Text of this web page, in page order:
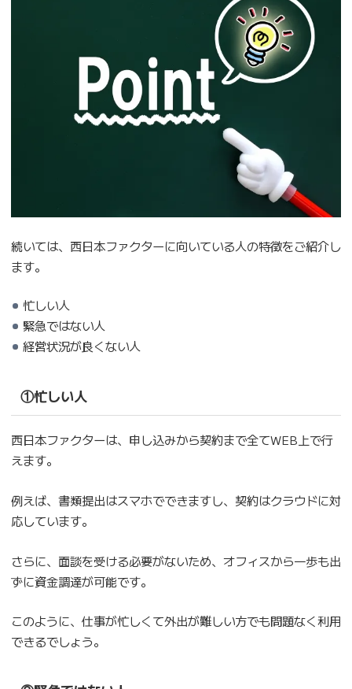
続いては、西日本ファクターに向いている人の特徴をご紹介し
ます。
忙しい人
緊急ではない人
経営状況が良くない人
①忙しい人
西日本ファクターは、申し込みから契約まで全てWEB上で行
えます。
例えば、書類提出はスマホでできますし、契約はクラウドに対
応しています。
さらに、面談を受ける必要がないため、オフィスから一歩も出
ずに資金調達が可能です。
このように、仕事が忙しくて外出が難しい方でも問題なく利用
できるでしょう。